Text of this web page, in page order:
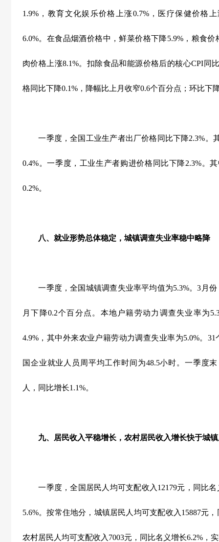
1.9% ，教育文化娱乐价格上涨0.7%，医疗保健价格上
6.0%。在食品烟酒价格中，鲜菜价格下降5.9%，粮食价
肉价格上涨8.1%。扣除食品和能源价格后的核心CPI同
格同比下降0.1% ，降幅比上月收窄0.6个百分点；环比下
一季度，全国工业生产者出厂价格同比下降2.3%。
0.4%。一季度，工业生产者购进价格同比下降2.3%。
0.2%。
八、就业形势总体稳定，城镇调查失业率稳中略降
一季度，全国城镇调查失业率平均值为5.3%。3 月
月下降0.2个百分点。本地户籍劳动力调查失业率为
4.9% ，其中外来农业户籍劳动力调查失业率为5.0%。 31
国企业就业人员周平均工作时间为48.5小时。一季度
人，同比增长1.1%。
九、居民收入平稳增长，农村居民收入增长快于城镇
一季度，全国居民人均可支配收入 12179元，同比名
5.6%。按常住地分，城镇居民人均可支配收入 15887元，
农村居民人均可支配收入 7003元，同比名义增长6.2% ，